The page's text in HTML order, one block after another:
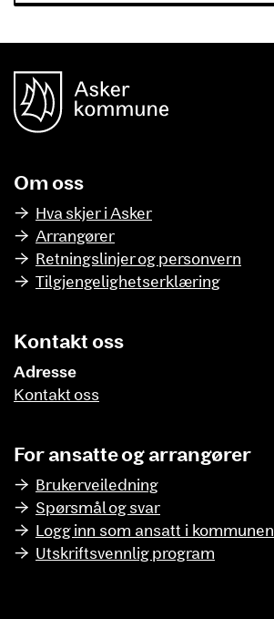
Om oss
Hva skjer i Asker
Arrangører
Retningslinjer og personvern
Tilgjengelighetserklæring
Kontakt oss
Adresse
Kontakt oss
For ansatte og arrangører
Brukerveiledning
Spørsmål og svar
Logg inn som ansatt i kommunen
Utskriftsvennlig program